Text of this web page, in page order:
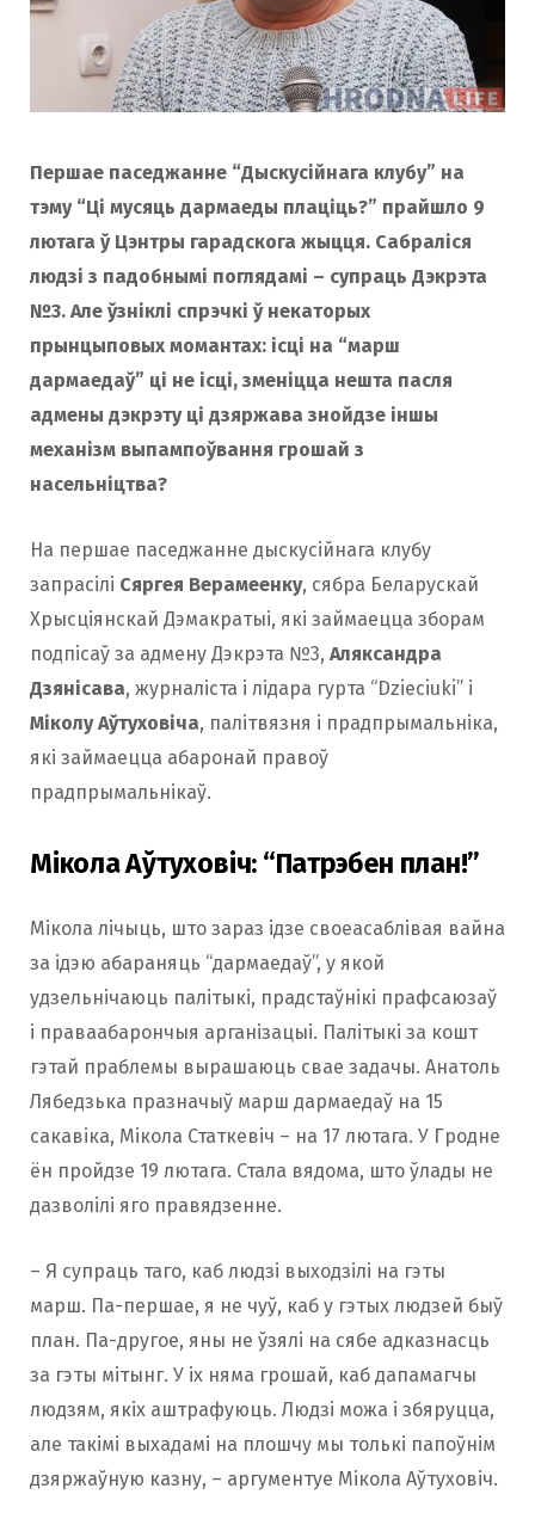
Першае паседжанне “Дыскусійнага клубу” на
тэму “Ці мусяць дармаеды плаціць?” прайшло 9
лютага ў Цэнтры гарадскога жыцця. Сабраліся
людзі з падобнымі поглядамі – супраць Дэкрэта
№3. Але ўзніклі спрэчкі ў некаторых
прынцыповых момантах: ісці на “марш
дармаедаў” ці не ісці, зменіцца нешта пасля
адмены дэкрэту ці дзяржава знойдзе іншы
механізм выпампоўвання грошай з
насельніцтва?
На першае паседжанне дыскусійнага клубу
запрасілі Сяргея Верамеенку, сябра Беларускай
Хрысціянскай Дэмакратыі, які займаецца зборам
подпісаў за адмену Дэкрэта №3, Аляксандра
Дзянісава, журналіста і лідара гурта “Dzieciuki” і
Міколу Аўтуховіча, палітвязня і прадпрымальніка,
які займаецца абаронай правоў
прадпрымальнікаў.
Мікола Аўтуховіч: “Патрэбен план!”
Мікола лічыць, што зараз ідзе своеасаблівая вайна
за ідэю абараняць “дармаедаў”, у якой
удзельнічаюць палітыкі, прадстаўнікі прафсаюзаў
і праваабарончыя арганізацыі. Палітыкі за кошт
гэтай праблемы вырашаюць свае задачы. Анатоль
Лябедзька празначыў марш дармаедаў на 15
сакавіка, Мікола Статкевіч – на 17 лютага. У Гродне
ён пройдзе 19 лютага. Стала вядома, што ўлады не
дазволілі яго правядзенне.
– Я супраць таго, каб людзі выходзілі на гэты
марш. Па-першае, я не чуў, каб у гэтых людзей быў
план. Па-другое, яны не ўзялі на сябе адказнасць
за гэты мітынг. У іх няма грошай, каб дапамагчы
людзям, якіх аштрафуюць. Людзі можа і збяруцца,
але такімі выхадамі на плошчу мы толькі папоўнім
дзяржаўную казну, – аргументуе Мікола Аўтуховіч.